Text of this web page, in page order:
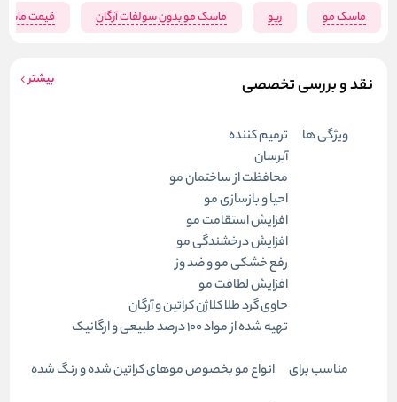
نقد و بررسی تخصصی بیشتر
ویژگی ها
ترمیم کننده
آبرسان
محافظت از ساختمان مو
احیا و بازسازی مو
افزایش استقامت مو
افزایش درخشندگی مو
رفع خشکی مو و ضد وز
افزایش لطافت مو
حاوی گرد طلا کلاژن کراتین و آرگان
تهیه شده از مواد ۱۰۰ درصد طبیعی و ارگانیک
مناسب برای
انواع مو بخصوص موهای کراتین شده و رنگ شده
ماسک مو ریو ماسک مو بدون سولفات آرگان قیمت